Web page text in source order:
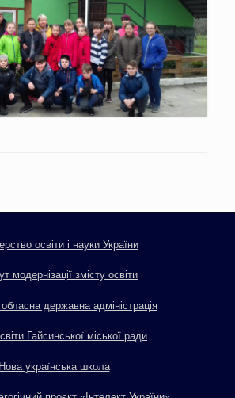
освіти і науки України
модернізації змісту освіти
державна адміністрація
Гайсинської міської ради
Нова українська школа